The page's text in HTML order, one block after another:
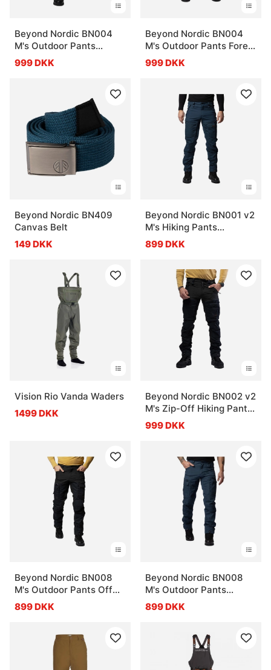
Beyond Nordic BN004
M's Outdoor Pants
Woodland Green
999 DKK
Beyond Nordic BN004
M's Outdoor Pants Forest
Night
999 DKK
Beyond Nordic BN409
Canvas Belt
149 DKK
Beyond Nordic BN001 v2
M's Hiking Pants
Midnight Navy
899 DKK
Vision Rio Vanda Waders
1499 DKK
Beyond Nordic BN002 v2
M's Zip-Off Hiking Pants
Black
999 DKK
Beyond Nordic BN008
M's Outdoor Pants Off
Black
899 DKK
Beyond Nordic BN008
M's Outdoor Pants
Midnight Navy
899 DKK